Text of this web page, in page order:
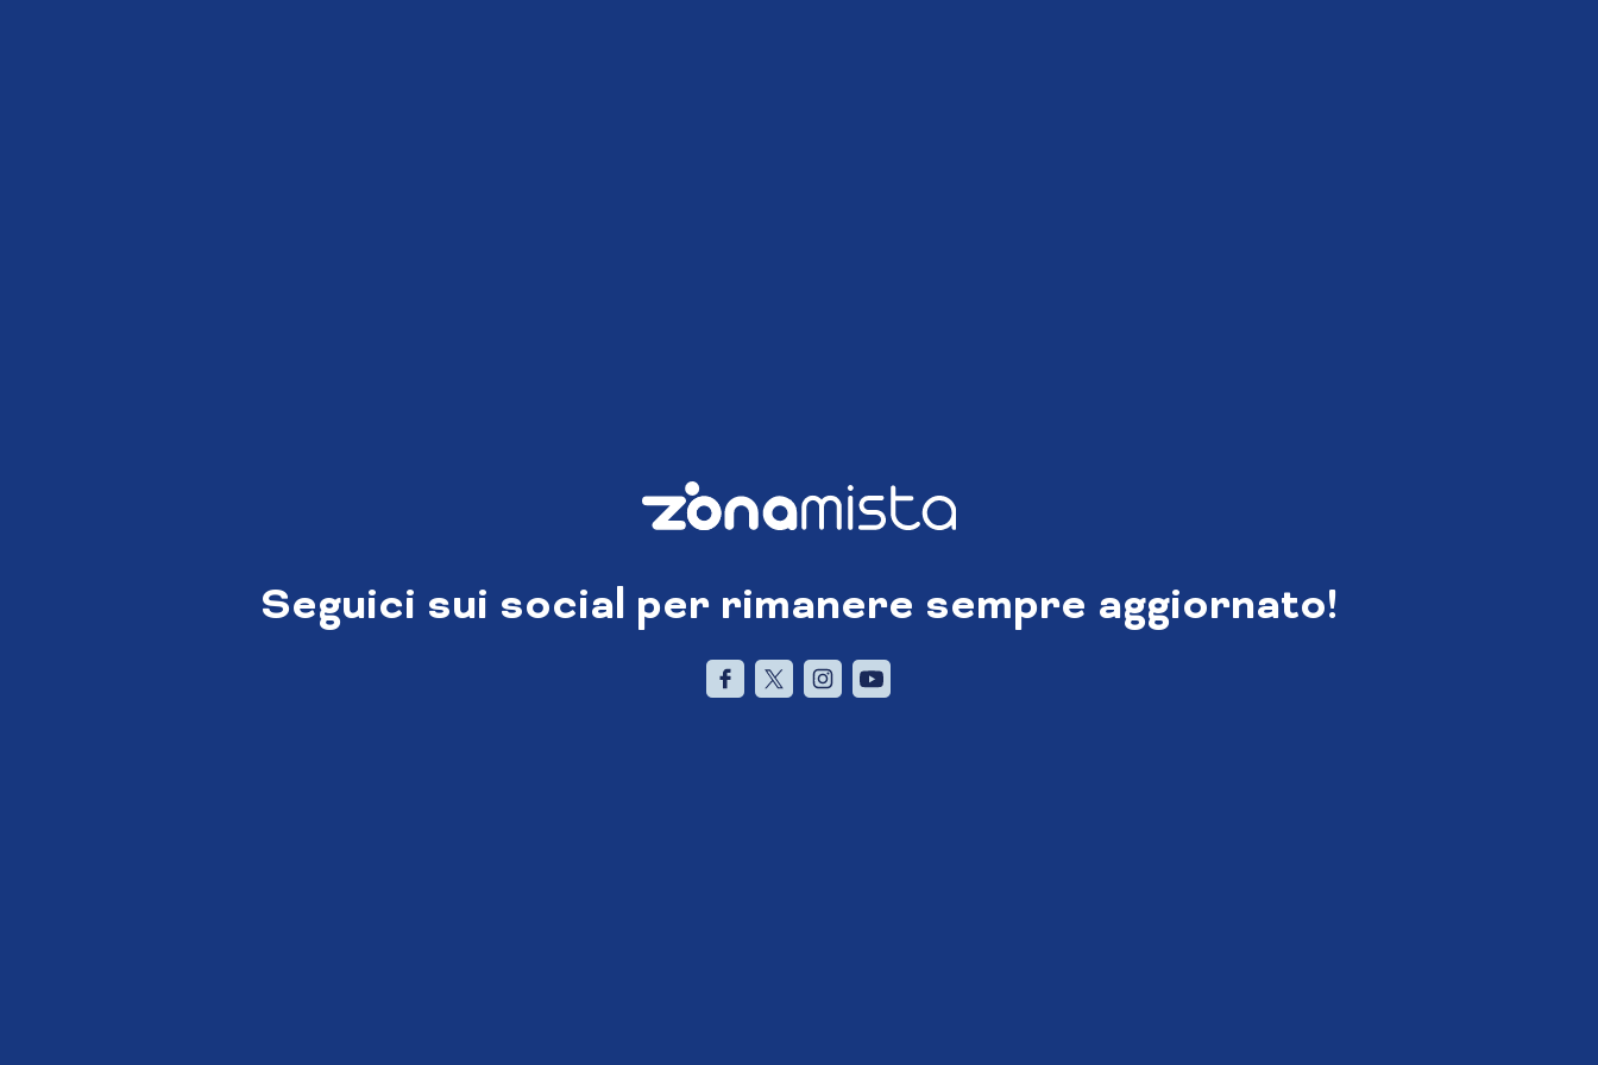
Seguici sui social per rimanere sempre aggiornato!